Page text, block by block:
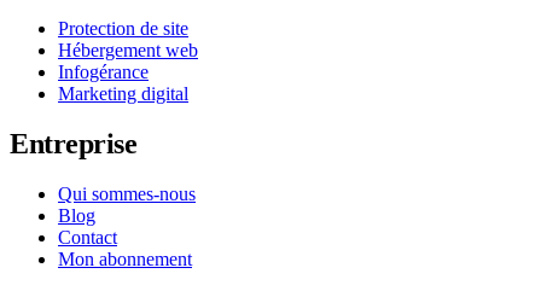
Protection de site
Hébergement web
Infogérance
Marketing digital
Entreprise
Qui sommes-nous
Blog
Contact
Mon abonnement